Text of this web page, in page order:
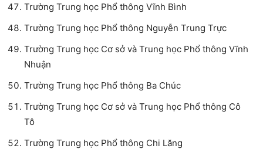
Trường Trung học Phổ thông Vĩnh Bình
Trường Trung học Phổ thông Nguyễn Trung Trực
Trường Trung học Cơ sở và Trung học Phổ thông Vĩnh
Nhuận
Trường Trung học Phổ thông Ba Chúc
Trường Trung học Cơ sở và Trung học Phổ thông Cô
Tô
Trường Trung học Phổ thông Chi Lăng